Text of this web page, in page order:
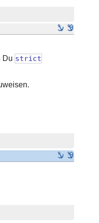
Du strict